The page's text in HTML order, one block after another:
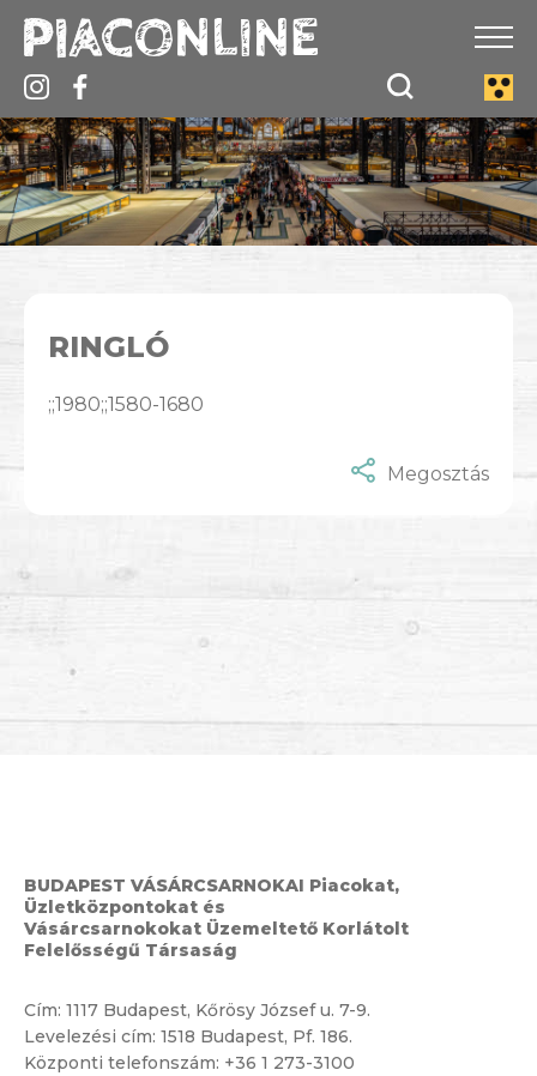
RINGLÓ
;;1980;;1580-1680
Megosztás
BUDAPEST VÁSÁRCSARNOKAI Piacokat,
Üzletközpontokat és
Vásárcsarnokokat Üzemeltető Korlátolt
Felelősségű Társaság
Cím: 1117 Budapest, Kőrösy József u. 7-9.
Levelezési cím: 1518 Budapest, Pf. 186.
Központi telefonszám: +36 1 273-3100